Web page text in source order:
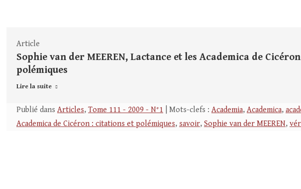
Article
Sophie van der MEEREN, Lactance et les Academica de
polémiques
Lire la suite
Publié dans Articles, Tome 111 - 2009 - N°1 | Mots-clefs : Academia, Academica,
Academica de Cicéron : citations et polémiques, savoir, Sophie van der MEEREN,